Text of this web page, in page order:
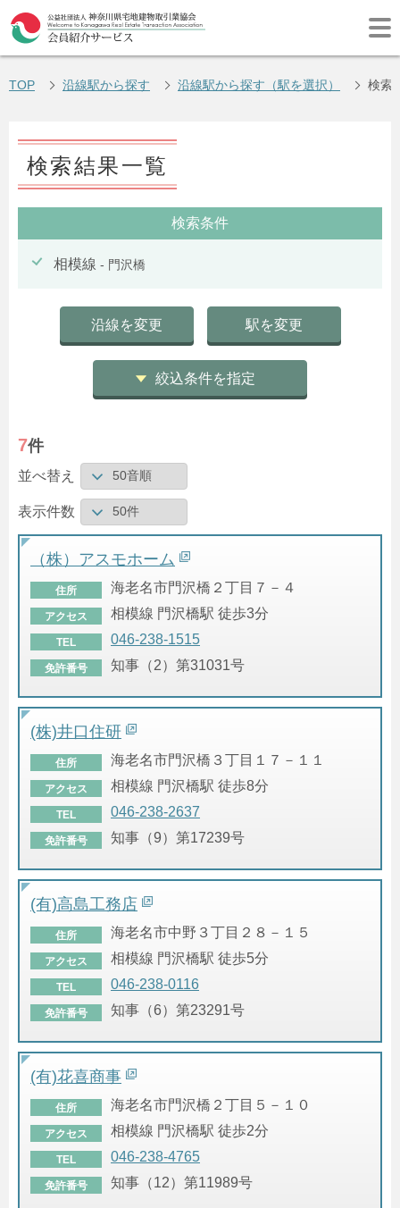
TOP 沿線駅から探す 沿線駅から探す（駅を選択） 検索
検索結果一覧
検索条件
相模線 - 門沢橋
沿線を変更 駅を変更
絞込条件を指定
7件
並べ替え
表示件数
（株）アスモホーム
住所 海老名市門沢橋２丁目７－４
アクセス 相模線 門沢橋駅 徒歩3分
TEL 046-238-1515
免許番号 知事（2）第31031号
(株)井口住研
住所 海老名市門沢橋３丁目１７－１１
アクセス 相模線 門沢橋駅 徒歩8分
TEL 046-238-2637
免許番号 知事（9）第17239号
(有)高島工務店
住所 海老名市中野３丁目２８－１５
アクセス 相模線 門沢橋駅 徒歩5分
TEL 046-238-0116
免許番号 知事（6）第23291号
(有)花喜商事
住所 海老名市門沢橋２丁目５－１０
アクセス 相模線 門沢橋駅 徒歩2分
TEL 046-238-4765
免許番号 知事（12）第11989号